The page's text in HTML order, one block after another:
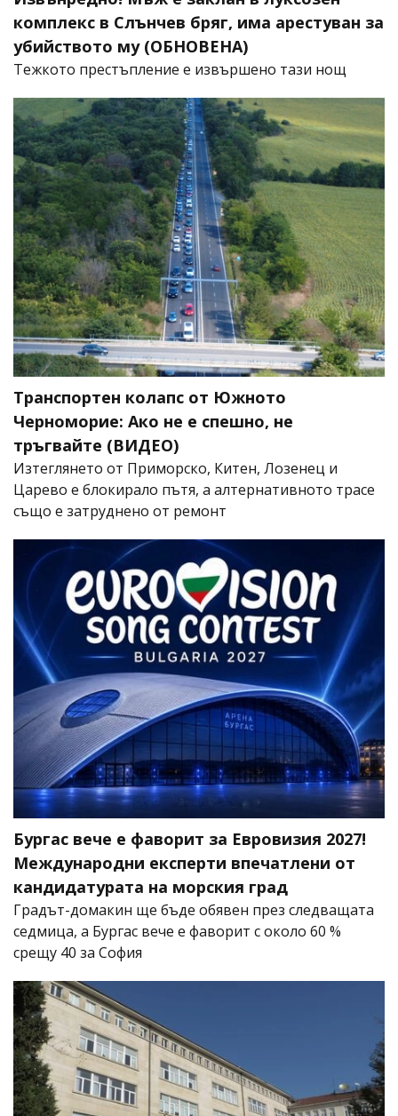
комплекс в Слънчев бряг, има арестуван за
убийството му (ОБНОВЕНА)
​Тежкото престъпление е извършено тази нощ
Транспортен колапс от Южното
Черноморие: Ако не е спешно, не
тръгвайте (ВИДЕО)
Изтеглянето от Приморско, Китен, Лозенец и
Царево е блокирало пътя, а алтернативното трасе
също е затруднено от ремонт
Бургас вече е фаворит за Евровизия 2027!
Международни експерти впечатлени от
кандидатурата на морския град
Градът-домакин ще бъде обявен през следващата
седмица, а Бургас вече е фаворит с около 60 %
срещу 40 за София